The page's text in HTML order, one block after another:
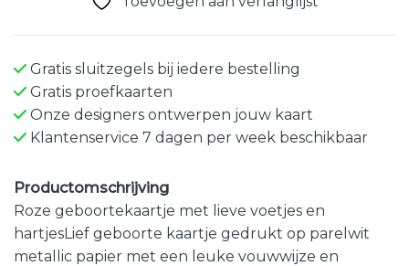
Gratis sluitzegels bij iedere bestelling
Gratis proefkaarten
Onze designers ontwerpen jouw kaart
Klantenservice 7 dagen per week beschikbaar
Productomschrijving
Roze geboortekaartje met lieve voetjes en
hartjesLief geboorte kaartje gedrukt op parelwit
metallic papier met een leuke vouwwijze en